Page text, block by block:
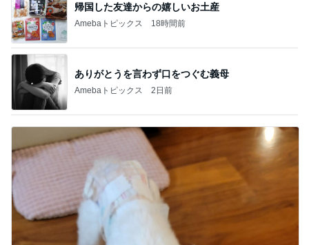
帰国した友達からの嬉しいお土産
Amebaトピックス 18時間前
ありがとうを言わず口をつぐむ義母
Amebaトピックス 2日前